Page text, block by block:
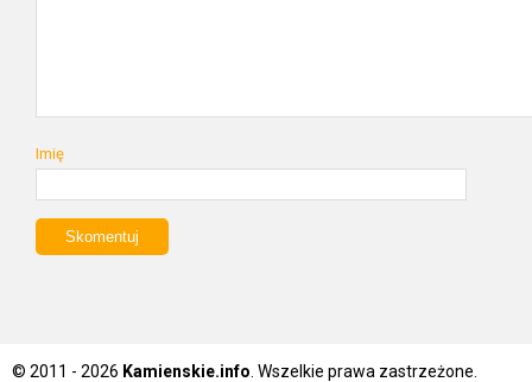
Imię
© 2011 - 2026 Kamienskie.info . Wszelkie prawa zastrzeżone.